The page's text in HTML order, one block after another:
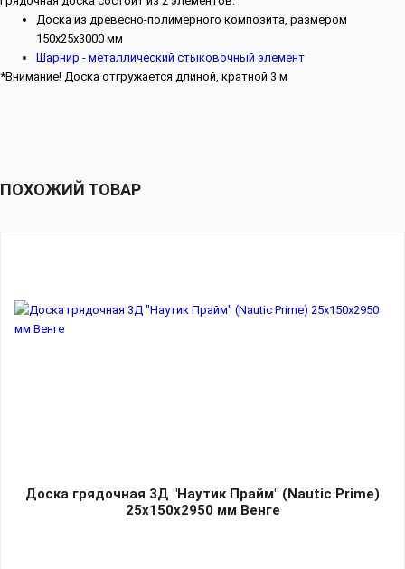
Доска из древесно-полимерного композита, размером
150х25х3000 мм
Шарнир - металлический стыковочный элемент
*Внимание! Доска отгружается длиной, кратной 3 м
ПОХОЖИЙ ТОВАР
Доска грядочная 3Д "Наутик Прайм" (Nautic Prime)
25х150х2950 мм Венге